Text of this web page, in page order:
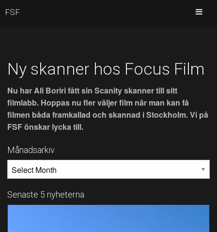
Ny skanner hos Focus Film
Nu har Ali Boriri fått sin Scanity skanner till sitt
filmlabb. Hoppas nu fler väljer film när man kan få
filmen båda framkallad och skannad i Stockholm. Vi på
FSF önskar lycka till.
Månadsarkiv
Senaste 5 nyheterna
FSF